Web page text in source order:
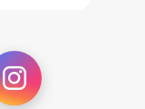
ついて」
シーへの同
人関連情報